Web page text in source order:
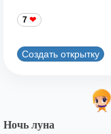
7
Создать открытку
Hочь луна